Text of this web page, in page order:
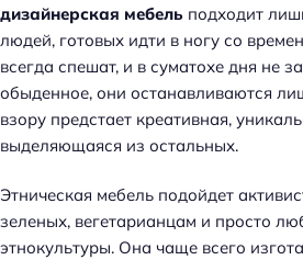
дизайнерская мебель подходит
людей, готовых идти в ногу со
всегда спешат, и в суматохе дня не
обыденное, они останавливаются
взору предстает креативная,
выделяющаяся из остальных.
Этническая мебель подойдет
зеленых, вегетарианцам и просто
этнокультуры. Она чаще всего